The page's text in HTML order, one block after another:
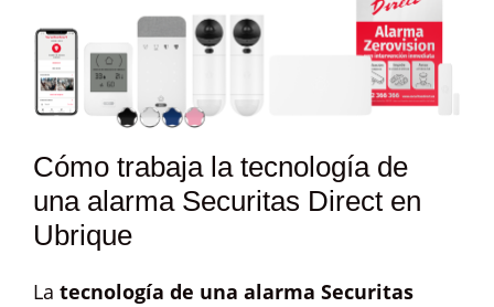
Cómo trabaja la tecnología de
una alarma Securitas Direct en
Ubrique
La tecnología de una alarma Securitas